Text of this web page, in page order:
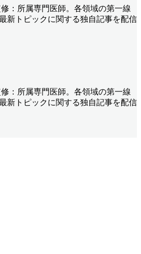
：所属専門医師。各領域の第一線
新トピックに関する独自記事を配信
：所属専門医師。各領域の第一線
新トピックに関する独自記事を配信